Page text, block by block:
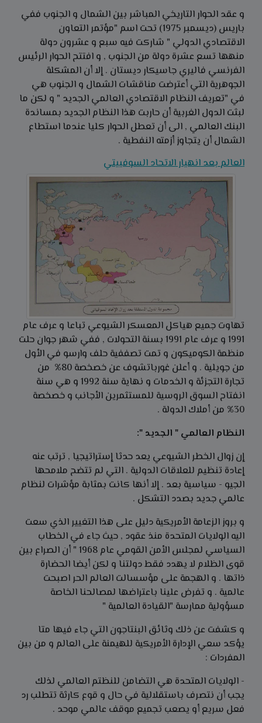
و عقد الحوار التاريخي المباشر بين الشمال و الجنوب ففي
باريس (ديسمبر 1975) تحت اسم "مؤتمر التعاون
الاقتصادي الدولي " شاركت فيه سبع و عشرون دولة
منهها تسع عشرة دولة من الجنوب , و افتتح الحوار الرئيس
الفرنسي فاليري جاسيكار ديستان . إلا أن المشكلة
الجوهرية التي أعترضت مناقشات الشمال و الجنوب هي
في "تعريف النظام الاقتصادي العالمي الجديد " و لكن ما
لبثت الدول الغربية أن حاربت هذا النظام الجديد بمساندة
البنك العالمي , الى أن تعطل الحوار كليا عندما استطاع
الشمال أن يتجاوز أزمته النفطية .
العالم بعد انهيار الاتحاد السوفييتي
تهاوت جميع هياكل المعسكر الشيوعي تباعا و عرف عام
1991 و عرف عام 1991 بسنة التحولات , ففي شهر جوان حلت
منظمة الكوميكون و تمت تصففية حلف وارسو في الأول
من جويلية . و أعلن غورباتشوف عن خصخصة 80% من
تجارة التجزئة و الخدمات و نهاية سنة 1992 و هي سنة
انفتاح السوق الروسية للمستثمرين الأجانب و خصخصة
30% من أملاك الدولة .
النظام العالمي " الجديد ":
إن زوال الخطر الشيوعي يعد حدثا إستراتيجيا , ترتب عنه
إعادة تنظيم للعلاقات الدولية . التي لم تتضح ملامحها
الجيو - سياسية بعد . إلا أنها كانت بمثابة مؤشرات لنظام
عالمي جديد بصدد التشكل .
و بروز الزعامة الأمريكية دليل على هذا التغيير الذي سعت
اليه الولايات المتحدة منذ عقود , حيث جاء في الخطاب
السياسي لمجلس الأمن القومي عام 1968 " أن الصراع بين
قوى الظلام لا يهدد فقط دولتنا و لكن أيضا الحضارة
ذاتها . و الهجمة على مؤسسالت العالم الحر اصبحت
عالمية . و تفرض علينا باعتراضها لمصالحنا الخاصة
مسؤولية ممارسة "القيادة العالمية "
و كشفت عن ذلك وثائق البنتاجون التي جاء فيها متا
يؤكد سعي الإدارة الأمريكية للهيمنة على العالم و من بين
المفردات :
- الولايات المتحدة هي التضامن للنظتم العالمي لذلك
يجب أن نتصرف باستقلالية في حال و قوع كارثة تتطلب رد
فعل سريع أو يصعب تجميع موقف عالمي موحد .